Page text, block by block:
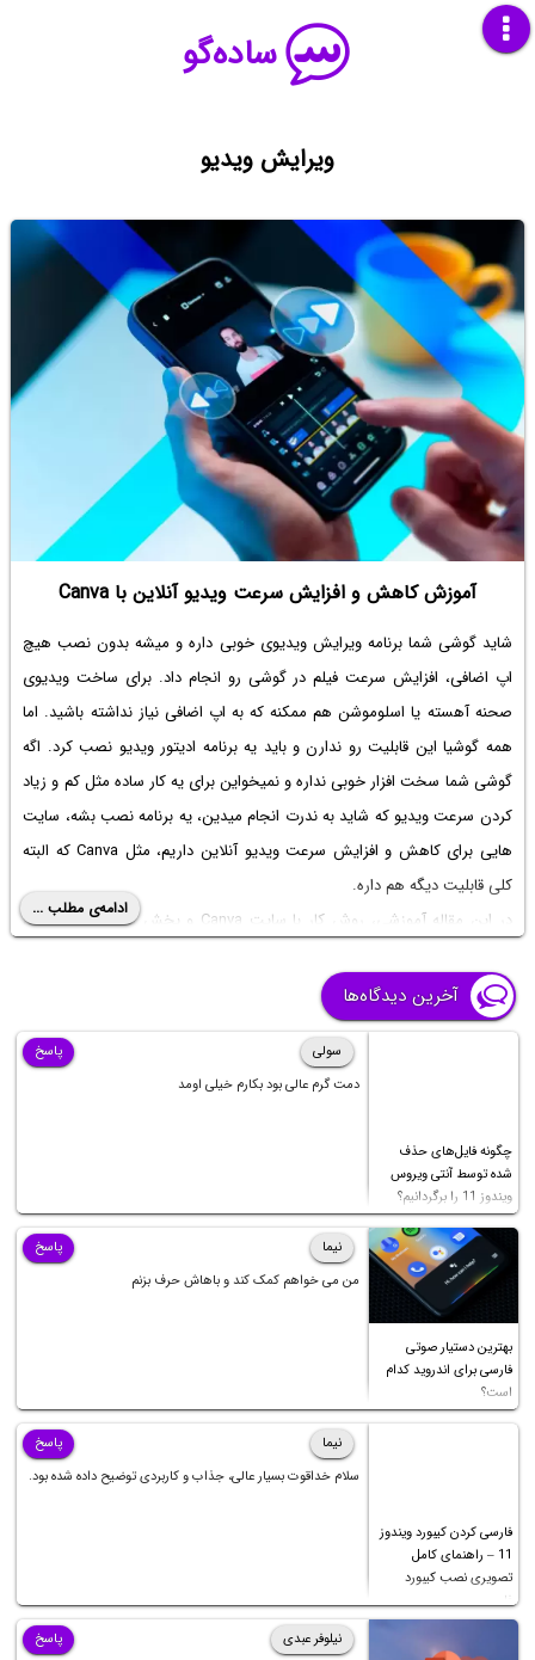
ساده‌گو
ویرایش ویدیو
آموزش کاهش و افزایش سرعت ویدیو آنلاین با Canva
شاید گوشی شما برنامه ویرایش ویدیوی خوبی داره و میشه بدون نصب هیچ
اپ اضافی، افزایش سرعت فیلم در گوشی رو انجام داد. برای ساخت ویدیوی
صحنه آهسته یا اسلوموشن هم ممکنه که به اپ اضافی نیاز نداشته باشید. اما
همه گوشیا این قابلیت رو ندارن و باید یه برنامه ادیتور ویدیو نصب کرد. اگه
گوشی شما سخت افزار خوبی نداره و نمیخواین برای یه کار ساده مثل کم و زیاد
کردن سرعت ویدیو که شاید به ندرت انجام میدین، یه برنامه نصب بشه، سایت
هایی برای کاهش و افزایش سرعت ویدیو آنلاین داریم، مثل Canva که البته
کلی قابلیت دیگه هم داره.
در این مقاله آموزشی، روش کار با سایت Canva و بخش مربوط به ویرایش
ادامه‌ی مطلب ...
آخرین دیدگاه‌ها
چگونه فایل‌های حذف
شده توسط آنتی ویروس
ویندوز 11 را برگردانیم؟
سولی
دمت گرم عالی بود بکارم خیلی اومد
پاسخ
بهترین دستیار صوتی
فارسی برای اندروید کدام
است؟
نیما
من می خواهم کمک کند و باهاش حرف بزنم
پاسخ
فارسی کردن کیبورد ویندوز
11 – راهنمای کامل
تصویری نصب کیبورد
فارسی
نیما
سلام خداقوت بسیار عالی، جذاب و کاربردی توضیح داده شده بود.
پاسخ
نیلوفر عبدی
پاسخ